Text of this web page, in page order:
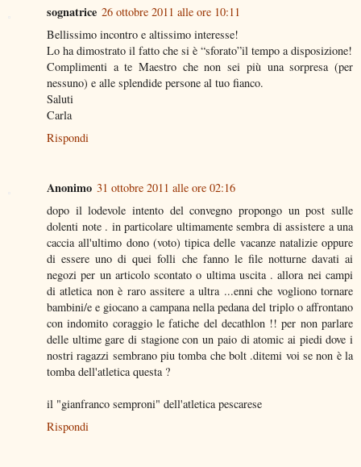
sognatrice 26 ottobre 2011 alle ore 10:11
Bellissimo incontro e altissimo interesse!
Lo ha dimostrato il fatto che si è “sforato”il tempo a disposizione!
Complimenti a te Maestro che non sei più una sorpresa (per
nessuno) e alle splendide persone al tuo fianco.
Saluti
Carla
Rispondi
Anonimo 31 ottobre 2011 alle ore 02:16
dopo il lodevole intento del convegno propongo un post sulle
dolenti note . in particolare ultimamente sembra di assistere a una
caccia all'ultimo dono (voto) tipica delle vacanze natalizie oppure
di essere uno di quei folli che fanno le file notturne davati ai
negozi per un articolo scontato o ultima uscita . allora nei campi
di atletica non è raro assitere a ultra ...enni che vogliono tornare
bambini/e e giocano a campana nella pedana del triplo o affrontano
con indomito coraggio le fatiche del decathlon !! per non parlare
delle ultime gare di stagione con un paio di atomic ai piedi dove i
nostri ragazzi sembrano piu tomba che bolt .ditemi voi se non è la
tomba dell'atletica questa ?
il "gianfranco semproni" dell'atletica pescarese
Rispondi